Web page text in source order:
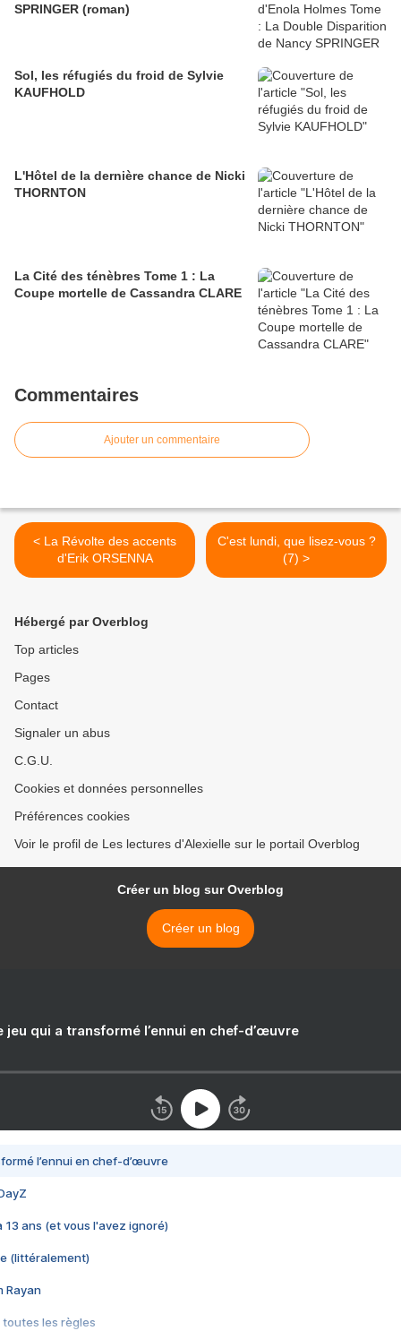
SPRINGER (roman)
Sol, les réfugiés du froid de Sylvie
KAUFHOLD
L'Hôtel de la dernière chance de Nicki
THORNTON
La Cité des ténèbres Tome 1 : La
Coupe mortelle de Cassandra CLARE
Commentaires
Ajouter un commentaire
< La Révolte des accents
d'Erik ORSENNA
C'est lundi, que lisez-vous ?
(7) >
Hébergé par Overblog
Top articles
Pages
Contact
Signaler un abus
C.G.U.
Cookies et données personnelles
Préférences cookies
Voir le profil de Les lectures d'Alexielle sur le portail Overblog
Créer un blog sur Overblog
Créer un blog
jeu qui a transformé l’ennui en chef-d’œuvre
l’ennui en chef-d’œuvre
13 ans (et vous l'avez ignoré)
(littéralement)
Rayan
toutes les règles